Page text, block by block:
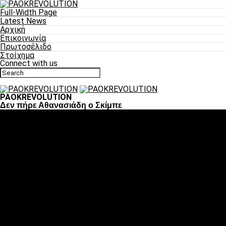
Full-Width Page
Latest News
Αρχική
Επικοινωνία
Πρωτοσέλιδο
Στοίχημα
Connect with us
PAOKREVOLUTION
Δεν πήρε Αθανασιάδη ο Σκίμπε